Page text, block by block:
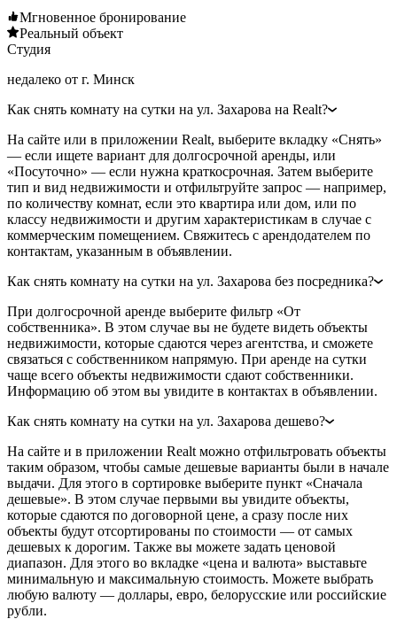
Мгновенное бронирование
Реальный объект
Студия
недалеко от г. Минск
Как снять комнату на сутки на ул. Захарова на Realt?
На сайте или в приложении Realt, выберите вкладку «Снять»
— если ищете вариант для долгосрочной аренды, или
«Посуточно» — если нужна краткосрочная. Затем выберите
тип и вид недвижимости и отфильтруйте запрос — например,
по количеству комнат, если это квартира или дом, или по
классу недвижимости и другим характеристикам в случае с
коммерческим помещением. Свяжитесь с арендодателем по
контактам, указанным в объявлении.
Как снять комнату на сутки на ул. Захарова без посредника?
При долгосрочной аренде выберите фильтр «От
собственника». В этом случае вы не будете видеть объекты
недвижимости, которые сдаются через агентства, и сможете
связаться с собственником напрямую. При аренде на сутки
чаще всего объекты недвижимости сдают собственники.
Информацию об этом вы увидите в контактах в объявлении.
Как снять комнату на сутки на ул. Захарова дешево?
На сайте и в приложении Realt можно отфильтровать объекты
таким образом, чтобы самые дешевые варианты были в начале
выдачи. Для этого в сортировке выберите пункт «Сначала
дешевые». В этом случае первыми вы увидите объекты,
которые сдаются по договорной цене, а сразу после них
объекты будут отсортированы по стоимости — от самых
дешевых к дорогим. Также вы можете задать ценовой
диапазон. Для этого во вкладке «цена и валюта» выставьте
минимальную и максимальную стоимость. Можете выбрать
любую валюту — доллары, евро, белорусские или российские
рубли.